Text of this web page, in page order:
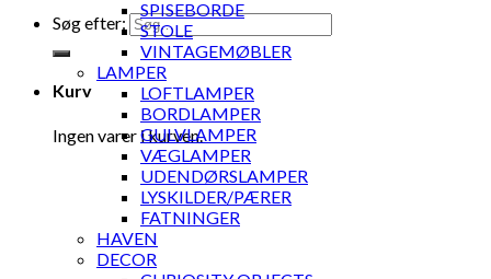
Søg efter:
Kurv
Ingen varer i kurven.
SPISEBORDE
STOLE
VINTAGEMØBLER
LAMPER
LOFTLAMPER
BORDLAMPER
GULVLAMPER
VÆGLAMPER
UDENDØRSLAMPER
LYSKILDER/PÆRER
FATNINGER
HAVEN
DECOR